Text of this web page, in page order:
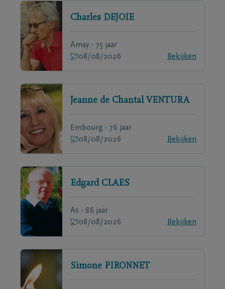
Charles DEJOIE
Amay - 75 jaar
08/08/2026
Bekijken
Jeanne de Chantal VENTURA
Embourg - 76 jaar
08/08/2026
Bekijken
Edgard CLAES
As - 86 jaar
08/08/2026
Bekijken
Simone PIRONNET